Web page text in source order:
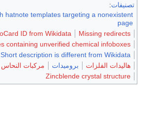
تصنيفات:
hatnote templates targeting a nonexistent
page
Missing redirects
ID from Wikidata
containing unverified chemical infoboxes
Short description is different from Wikidata
هاليدات الفلزات
بروميدات
مركبات النحاس
Zincblende crystal structure